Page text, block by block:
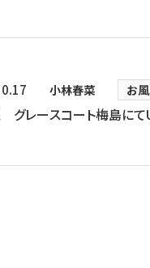
小林春菜 お
グレースコート梅島に